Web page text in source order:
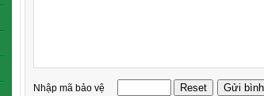
Nhập mã bảo vệ